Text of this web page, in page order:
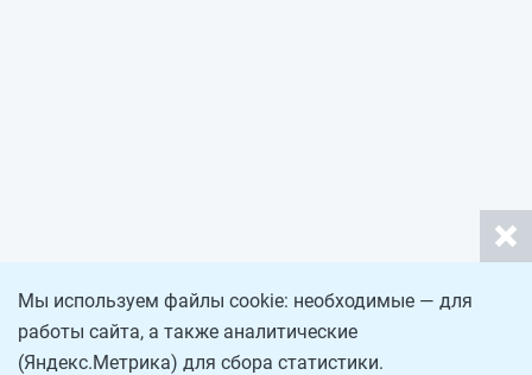
Мы используем файлы cookie: необходимые — для
работы сайта, а также аналитические
(Яндекс.Метрика) для сбора статистики.